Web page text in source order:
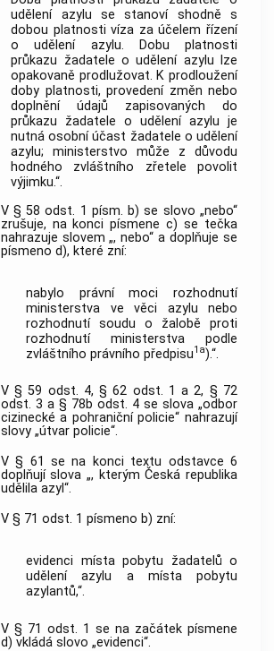
udělení azylu se stanoví shodně s
dobou platnosti víza za účelem řízení
o udělení azylu. Dobu platnosti
průkazu žadatele o udělení azylu lze
opakovaně prodlužovat. K prodloužení
doby platnosti, provedení změn nebo
doplnění údajů zapisovaných do
průkazu žadatele o udělení azylu je
nutná osobní účast žadatele o udělení
azylu; ministerstvo může z důvodu
hodného zvláštního zřetele povolit
výjimku.“.
V § 58 odst. 1 písm. b) se slovo „nebo“
zrušuje, na konci písmene c) se tečka
nahrazuje slovem „, nebo“ a doplňuje se
písmeno d), které zní:
nabylo právní moci rozhodnutí
ministerstva ve věci azylu nebo
rozhodnutí soudu o žalobě proti
rozhodnutí ministerstva podle
zvláštního právního předpisu1a).“.
V § 59 odst. 4, § 62 odst. 1 a 2, § 72
odst. 3 a § 78b odst. 4 se slova „odbor
cizinecké a pohraniční policie“ nahrazují
slovy „útvar policie“.
V § 61 se na konci textu odstavce 6
doplňují slova „, kterým Česká republika
udělila azyl“.
V § 71 odst. 1 písmeno b) zní:
evidenci místa pobytu žadatelů o
udělení azylu a místa pobytu
azylantů,“.
V § 71 odst. 1 se na začátek písmene
d) vkládá slovo „evidenci“.